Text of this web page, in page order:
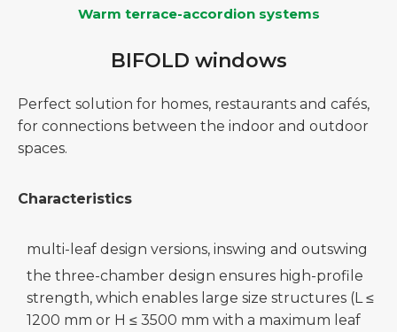
Warm terrace-accordion systems
BIFOLD windows
Perfect solution for homes, restaurants and cafés,
for connections between the indoor and outdoor
spaces.
Characteristics
multi-leaf design versions, inswing and outswing
the three-chamber design ensures high-profile
strength, which enables large size structures (L ≤
1200 mm or H ≤ 3500 mm with a maximum leaf